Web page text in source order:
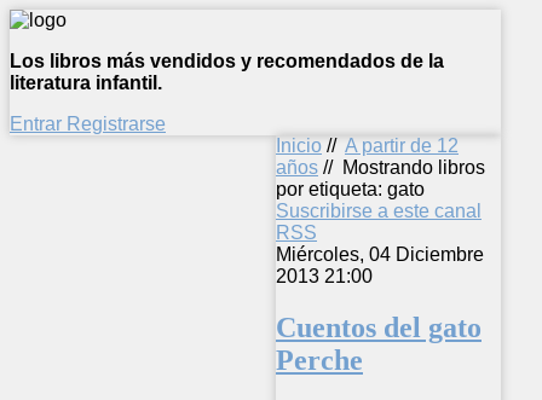
Los libros más vendidos y recomendados de la
literatura infantil.
Entrar Registrarse
Inicio // A partir de 12
años // Mostrando libros
por etiqueta: gato
Suscribirse a este canal
RSS
Miércoles, 04 Diciembre
2013 21:00
Cuentos del gato
Perche